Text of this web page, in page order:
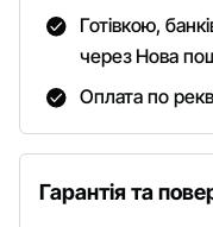
Готівкою,
через Нова
Оплата по
Гарантія та